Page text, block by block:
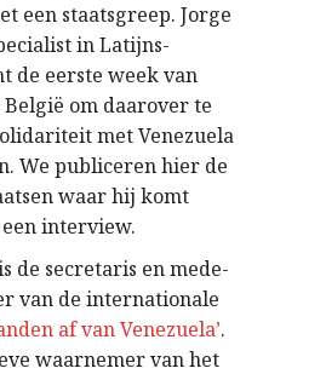
een staatsgreep. Jorge
in Latijns-
de eerste week van
om daarover te
met Venezuela
We publiceren hier de
waar hij komt
interview.
de secretaris en mede-
van de internationale
af van Venezuela’.
waarnemer van het